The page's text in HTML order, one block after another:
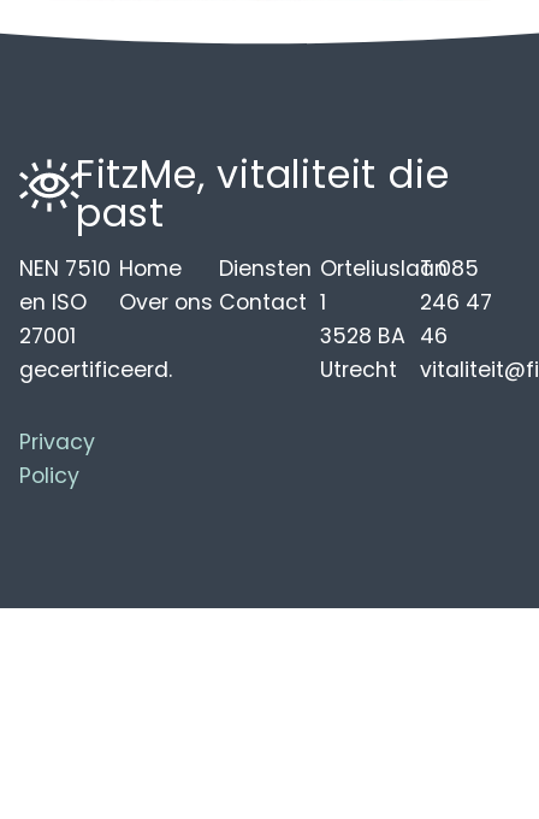
FitzMe, vitaliteit die
past
NEN 7510
en ISO
27001
gecertificeerd.
Privacy
Policy
Home
Over ons
Diensten
Contact
Orteliuslaan
1
3528 BA
Utrecht
T 085
246 47
46